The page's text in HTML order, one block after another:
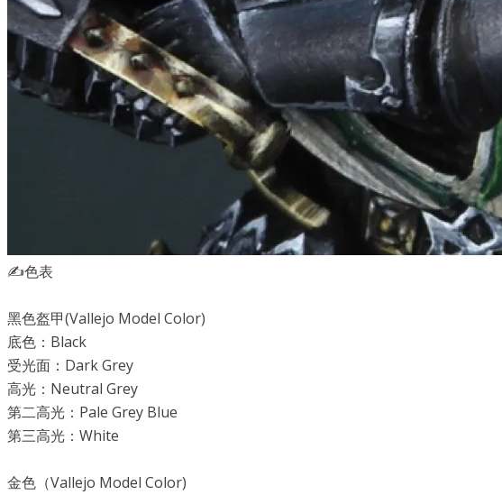
✍️色表
黑色盔甲(Vallejo Model Color)
底色：Black
受光面：Dark Grey
高光：Neutral Grey
第二高光：Pale Grey Blue
第三高光：White
金色（Vallejo Model Color)